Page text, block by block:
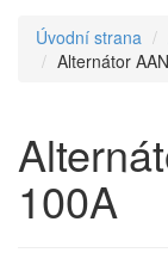
Úvodní strana
Alternátor
100A